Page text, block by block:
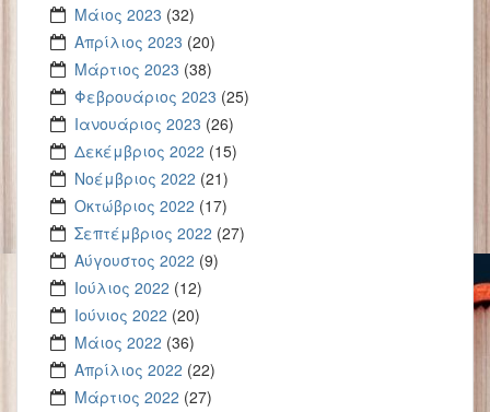
Μάιος 2023 (32)
Απρίλιος 2023 (20)
Μάρτιος 2023 (38)
Φεβρουάριος 2023 (25)
Ιανουάριος 2023 (26)
Δεκέμβριος 2022 (15)
Νοέμβριος 2022 (21)
Οκτώβριος 2022 (17)
Σεπτέμβριος 2022 (27)
Αύγουστος 2022 (9)
Ιούλιος 2022 (12)
Ιούνιος 2022 (20)
Μάιος 2022 (36)
Απρίλιος 2022 (22)
Μάρτιος 2022 (27)